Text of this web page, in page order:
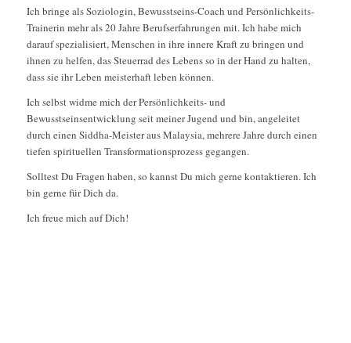
Ich bringe als Soziologin, Bewusstseins-Coach und Persönlichkeits-
Trainerin mehr als 20 Jahre Berufserfahrungen mit. Ich habe mich
darauf spezialisiert, Menschen in ihre innere Kraft zu bringen und
ihnen zu helfen, das Steuerrad des Lebens so in der Hand zu halten,
dass sie ihr Leben meisterhaft leben können.
Ich selbst widme mich der Persönlichkeits- und
Bewusstseinsentwicklung seit meiner Jugend und bin, angeleitet
durch einen Siddha-Meister aus Malaysia, mehrere Jahre durch einen
tiefen spirituellen Transformationsprozess gegangen.
Solltest Du Fragen haben, so kannst Du mich gerne kontaktieren. Ich
bin gerne für Dich da.
Ich freue mich auf Dich!